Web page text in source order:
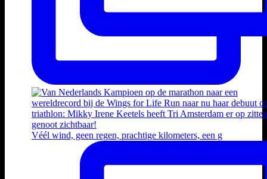
Véél wind, geen regen, prachtige kilometers, een g